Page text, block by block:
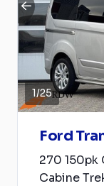
1/25
Ford
270 150pk
Cabine